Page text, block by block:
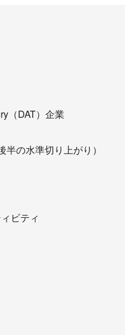
（DAT）企業
の水準切り上がり）
ビティ